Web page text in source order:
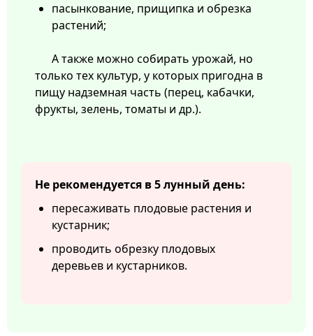
пасынкование, прищипка и обрезка
растений;
А также можно собирать урожай, но
только тех культур, у которых пригодна в
пищу надземная часть (перец, кабачки,
фрукты, зелень, томаты и др.).
Не рекомендуется в 5 лунный день:
пересаживать плодовые растения и
кустарник;
проводить обрезку плодовых
деревьев и кустарников.